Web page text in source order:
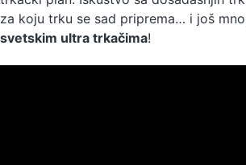
za koju trku se sad priprema… i još
svetskim ultra trkačima!